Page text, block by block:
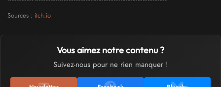
Sources : itch.io
Vous aimez notre contenu ?
Suivez-nous pour ne rien manquer !